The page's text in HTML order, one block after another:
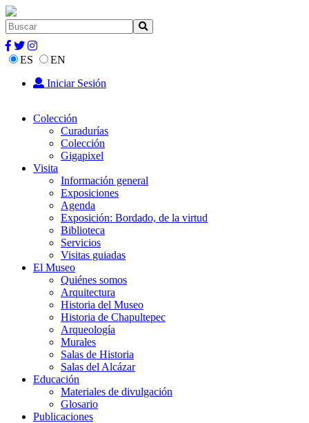
ES
EN
Iniciar Sesión
Colección
Curadurías
Colección
Gigapixel
Visita
Información general
Exposiciones
Agenda
Exposición: Bordado, de la virtud
Biblioteca
Servicios
Visitas guiadas
El Museo
Quiénes somos
Arquitectura
Historia del Museo
Historia de Chapultepec
Arqueología
Murales
Salas de Historia
Salas del Alcázar
Educación
Materiales de divulgación
Glosario
Publicaciones